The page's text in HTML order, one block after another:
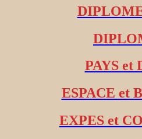
PAYS et
ESPACE et
EXPES et